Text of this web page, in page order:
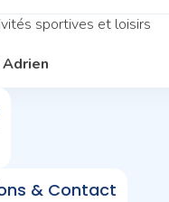
sportives et loisirs
Adrien
& Contact